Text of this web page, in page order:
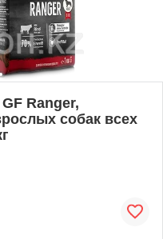
Ranger,
собак всех